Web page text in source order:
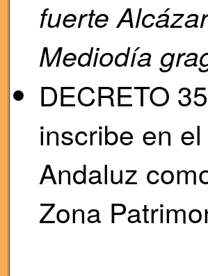
fuerte
Mediodía
DECRETO
inscribe en
Andaluz
Zona